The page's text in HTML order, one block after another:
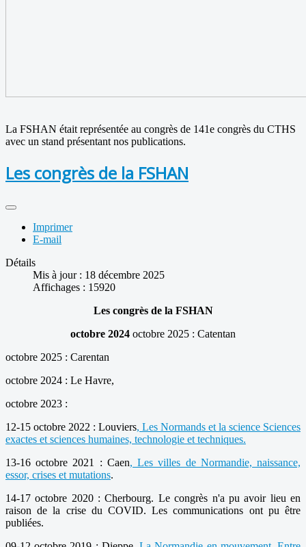
La FSHAN était représentée au congrès de 141e congrès du CTHS
avec un stand présentant nos publications.
Les congrès de la FSHAN
Imprimer
E-mail
Détails
Mis à jour : 18 décembre 2025
Affichages : 15920
Les congrès de la FSHAN
octobre 2024 octobre 2025 : Catentan
octobre 2025 : Carentan
octobre 2024 : Le Havre,
octobre 2023 :
12-15 octobre 2022 : Louviers, Les Normands et la science Sciences
exactes et sciences humaines, technologie et techniques.
13-16 octobre 2021 : Caen, Les villes de Normandie, naissance,
essor, crises et mutations.
14-17 octobre 2020 : Cherbourg. Le congrès n'a pu avoir lieu en
raison de la crise du COVID. Les communications ont pu être
publiées.